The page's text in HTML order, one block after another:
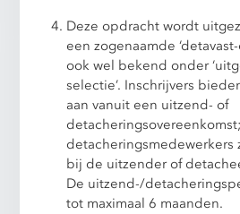
Deze opdracht wordt
een zogenaamde
ook wel bekend onder
selectie’. Inschrijvers
aan vanuit een uitzend- of
detacheringsmedewerkers
bij de uitzender of
De uitzend-/
tot maximaal 6 maanden.